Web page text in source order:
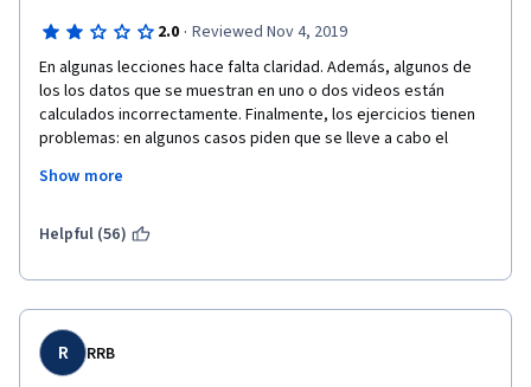
2.0 · Reviewed Nov 4, 2019
En algunas lecciones hace falta claridad. Además, algunos de
los los datos que se muestran en uno o dos videos están
calculados incorrectamente. Finalmente, los ejercicios tienen
problemas: en algunos casos piden que se lleve a cabo el
respuesta correcta el redondeo en 0.5 y a veces no; también
webapp) para resolver ejercicios y los resultados arrojados
calcularon en otro lado y siguiendo un procedimiento distinto al
que se solicita en los ejercicios).
Show more
Helpful (56)
R RRB